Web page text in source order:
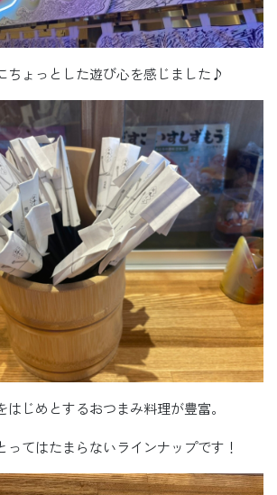
ちょっとした遊び心を感じました♪
はじめとするおつまみ料理が豊富。
ってはたまらないラインナップです！